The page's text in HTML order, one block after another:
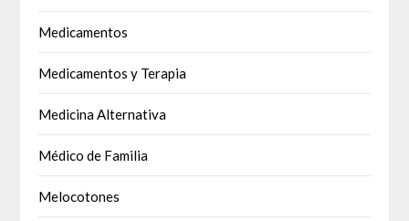
Medicamentos
Medicamentos y Terapia
Medicina Alternativa
Médico de Familia
Melocotones